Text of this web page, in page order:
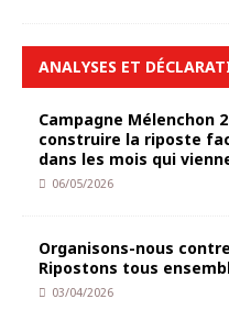
ANALYSES ET
Campagne Mélenchon
construire la riposte
dans les mois qui
06/05/2026
Organisons-nous
Ripostons tous
03/04/2026